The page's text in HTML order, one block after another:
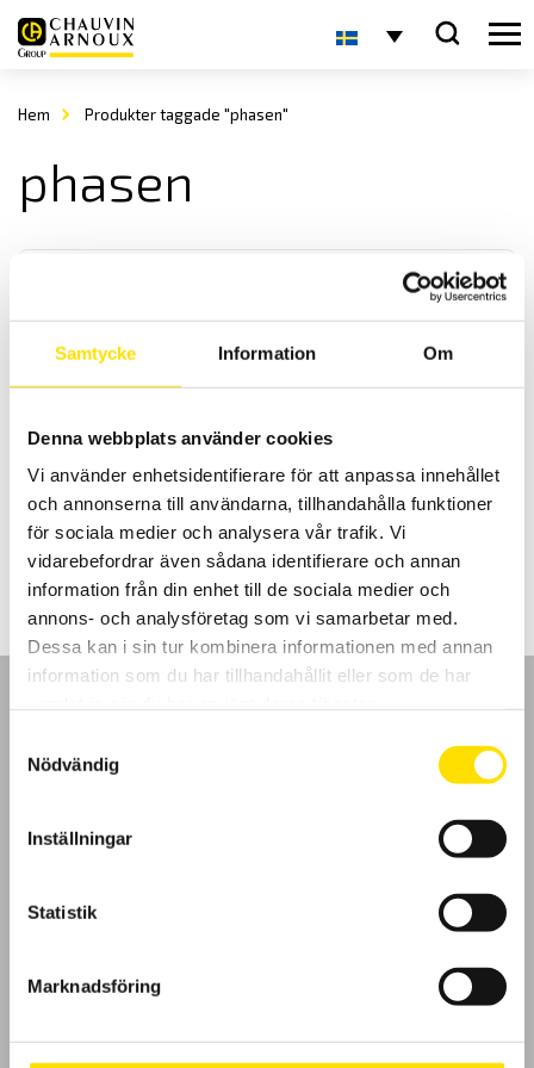
Samtycke Information Om
Denna webbplats använder cookies
Vi använder enhetsidentifierare för att anpassa innehållet
och annonserna till användarna, tillhandahålla funktioner
för sociala medier och analysera vår trafik. Vi
vidarebefordrar även sådana identifierare och annan
information från din enhet till de sociala medier och
annons- och analysföretag som vi samarbetar med.
Dessa kan i sin tur kombinera informationen med annan
information som du har tillhandahållit eller som de har
Nödvändig
Inställningar
Statistik
Marknadsföring
Hem Produkter taggade "phasen"
phasen
CA732 Spänningsprovare 1-polig 230 V AC
säkerhetskategori III 1000 V.
397.00kr LÄS MER